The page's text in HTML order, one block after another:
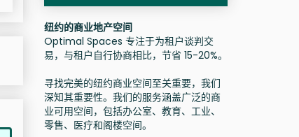
纽约的商业地产空间
Optimal Spaces 专注于为租户谈判交
易，与租户自行协商相比，节省 15-20%。
寻找完美的纽约商业空间至关重要，我们
深知其重要性。我们的服务涵盖广泛的商
业可用空间，包括办公室、教育、工业、
零售、医疗和阁楼空间。